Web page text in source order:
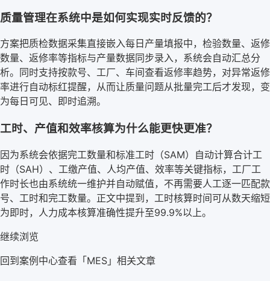
质量管理在系统中是如何实现实时反馈的？
方案把质检数据采集直接嵌入每日产量填报中，检验数量、返修
数量、返修率等指标与产量数据同步录入，系统会自动汇总分
析。同时支持按款号、工厂、车间查看返修率趋势，对异常返修
率进行自动标红提醒，从而让质量问题从批量完工后才发现，变
为每日可见、即时追溯。
工时、产值和效率核算为什么能更快更准？
因为系统会依据完工数量和标准工时（SAM）自动计算合计工
时（SAH）、工缴产值、人均产值、效率等关键指标，工厂工
作时长也由系统统一维护并自动赋值，不再需要人工逐一匹配款
号、工时和完工数量。正文中提到，工时核算时间可从数天缩短
为即时，人力成本核算准确性提升至99.9%以上。
继续浏览
回到案例中心查看「MES 」相关文章